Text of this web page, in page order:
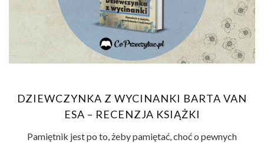
DZIEWCZYNKA Z WYCINANKI BARTA VAN
ESA – RECENZJA KSIĄŻKI
Pamiętnik jest po to, żeby pamiętać, choć o pewnych